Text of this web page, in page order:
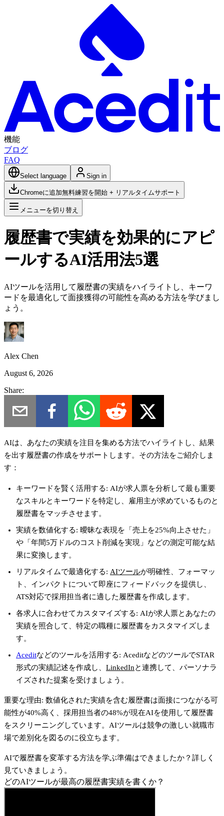
機能
ブログ
FAQ
Select language Sign in
Chromeに追加無料練習を開始 + リアルタイムサポート
メニューを切り替え
履歴書で実績を効果的にアピ
ールするAI活用法5選
AIツールを活用して履歴書の実績をハイライトし、キーワ
ードを最適化して面接獲得の可能性を高める方法を学びまし
ょう。
Alex Chen
August 6, 2026
Share:
AIは、あなたの実績を注目を集める方法でハイライトし、結果
を出す履歴書の作成をサポートします。その方法をご紹介しま
す：
キーワードを賢く活用する: AIが求人票を分析して最も重要
なスキルとキーワードを特定し、雇用主が求めているものと
履歴書をマッチさせます。
実績を数値化する: 曖昧な表現を「売上を25%向上させた」
や「年間5万ドルのコスト削減を実現」などの測定可能な結
果に変換します。
リアルタイムで最適化する: AIツールが明確性、フォーマッ
ト、インパクトについて即座にフィードバックを提供し、
ATS対応で採用担当者に適した履歴書を作成します。
各求人に合わせてカスタマイズする: AIが求人票とあなたの
実績を照合して、特定の職種に履歴書をカスタマイズしま
す。
Aceditなどのツールを活用する: AceditなどのツールでSTAR
形式の実績記述を作成し、 LinkedInと連携して、パーソナラ
イズされた提案を受けましょう。
重要な理由: 数値化された実績を含む履歴書は面接につながる可
能性が40%高く、採用担当者の48%が現在AIを使用して履歴書
をスクリーニングしています。AIツールは競争の激しい就職市
場で差別化を図るのに役立ちます。
AIで履歴書を変革する方法を学ぶ準備はできましたか？詳しく
見ていきましょう。
どのAIツールが最高の履歴書実績を書くか？